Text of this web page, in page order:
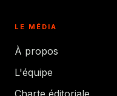
LE MÉDIA
À propos
L'équipe